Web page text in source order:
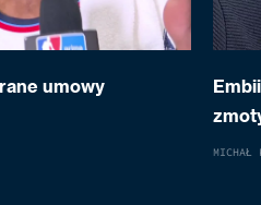
umowy
MICHAŁ